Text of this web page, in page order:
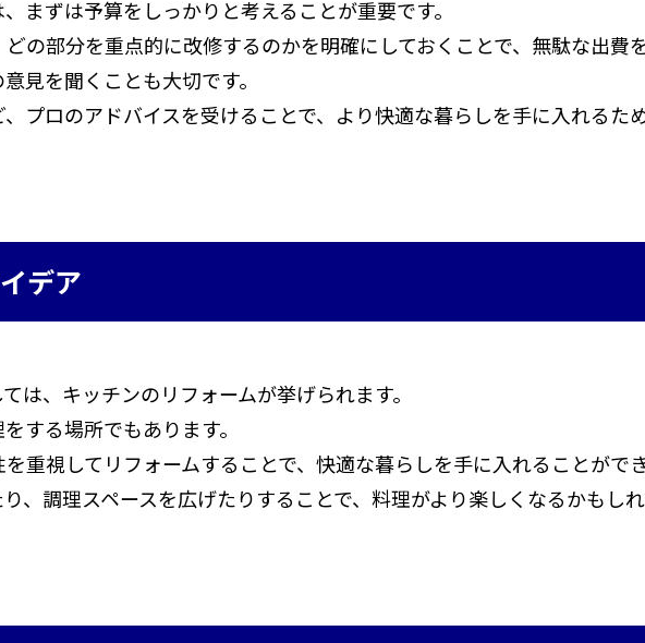
まずは予算をしっかりと考えることが重要です。
の部分を重点的に改修するのかを明確にしておくことで、無駄な出費
見を聞くことも大切です。
プロのアドバイスを受けることで、より快適な暮らしを手に入れるた
デア
は、キッチンのリフォームが挙げられます。
する場所でもあります。
重視してリフォームすることで、快適な暮らしを手に入れることができ
、調理スペースを広げたりすることで、料理がより楽しくなるかもしれ